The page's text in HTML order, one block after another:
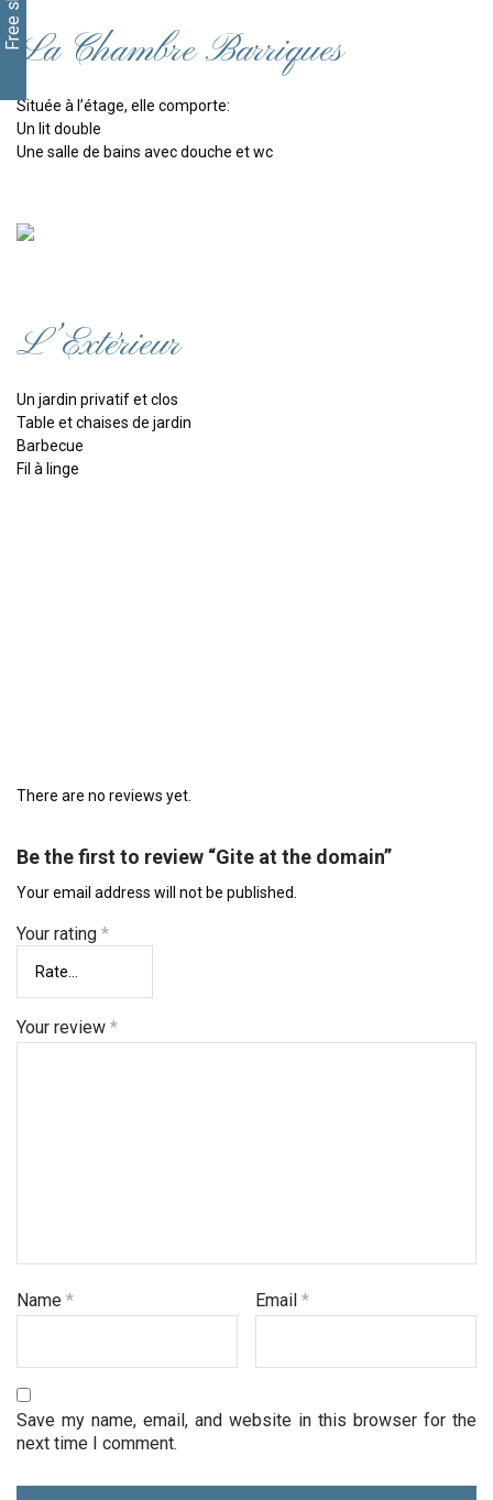
La Chambre Barriques
Située à l’étage, elle comporte:
Un lit double
Une salle de bains avec douche et wc
L’Extérieur
Un jardin privatif et clos
Table et chaises de jardin
Barbecue
Fil à linge
There are no reviews yet.
Be the first to review “Gite at the domain”
Your email address will not be published.
Your rating *
Your review *
Name * Email*
Save my name, email, and website in this browser for the
next time I comment.